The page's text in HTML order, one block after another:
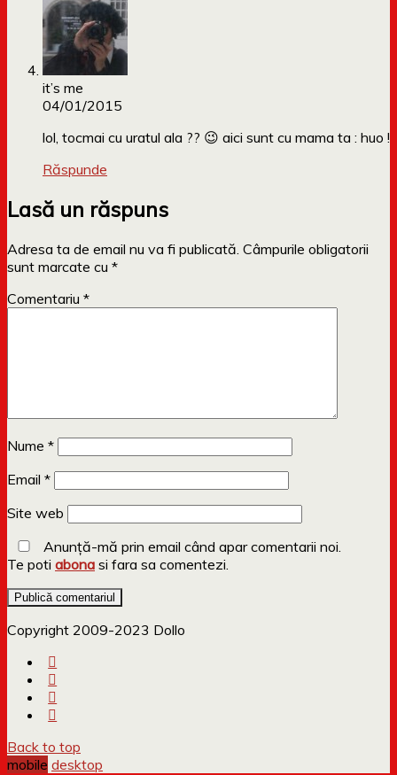
it’s me
04/01/2015
lol, tocmai cu uratul ala ?? 😉 aici sunt cu mama ta : huo !
Răspunde
Lasă un răspuns
Adresa ta de email nu va fi publicată. Câmpurile obligatorii
sunt marcate cu *
Comentariu *
Nume *
Email *
Site web
Anunță-mă prin email când apar comentarii noi.
Te poti abona si fara sa comentezi.
Copyright 2009-2023 Dollo
Back to top
mobile desktop